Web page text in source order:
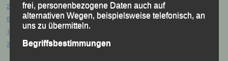
20. Goldener Steig-Lauf – Stozec/Tusset, 01.08.2026
61. Bergsportfest – Ortenburg, 26.07.2026
12. Loser Berglauf – Altaussee/Österreich, 25.07.2026
32. Sommerbiathlon – Passau, 18.07.2026
frei, personenbezogene Daten auch auf
alternativen Wegen, beispielsweise telefonisch, an
uns zu übermitteln.
Begriffsbestimmungen